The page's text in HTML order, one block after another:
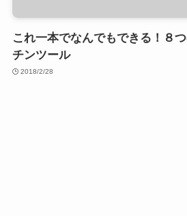
これ一本でなんでもできる！８
チンツール
2018/2/28